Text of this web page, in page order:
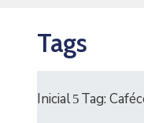
Tags
Inicial Tag: